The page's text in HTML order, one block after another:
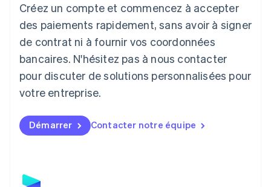
Créez un compte et commencez à accepter
des paiements rapidement, sans avoir à signer
de contrat ni à fournir vos coordonnées
bancaires. N'hésitez pas à nous contacter
pour discuter de solutions personnalisées pour
votre entreprise.
Démarrer Contacter notre équipe
Lettonie
English
Liechtenstein
DeutschEnglish
Lituanie
Luxembourg
FrançaisDeutschEnglish
English简体中文
Malte
Norvège